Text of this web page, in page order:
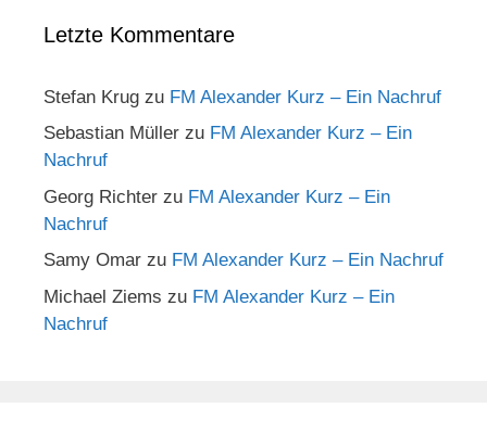
Letzte Kommentare
Stefan Krug zu FM Alexander Kurz – Ein Nachruf
Sebastian Müller zu FM Alexander Kurz – Ein
Nachruf
Georg Richter zu FM Alexander Kurz – Ein
Nachruf
Samy Omar zu FM Alexander Kurz – Ein Nachruf
Michael Ziems zu FM Alexander Kurz – Ein
Nachruf